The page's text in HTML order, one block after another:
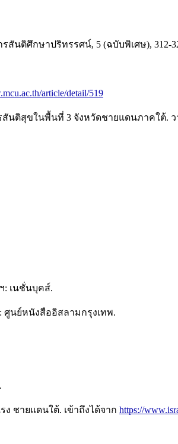
สันติศึกษาปริทรรศน์, 5 (ฉบับพิเศษ), 312-
article/detail/519
ติสุขในพื้นที่ 3 จังหวัดชายแดนภาคใต้.
: เนชั่นบุคส์.
ศูนย์หนังสืออิสลามกรุงเทพ.
ชายแดนใต้. เข้าถึงได้จาก https://